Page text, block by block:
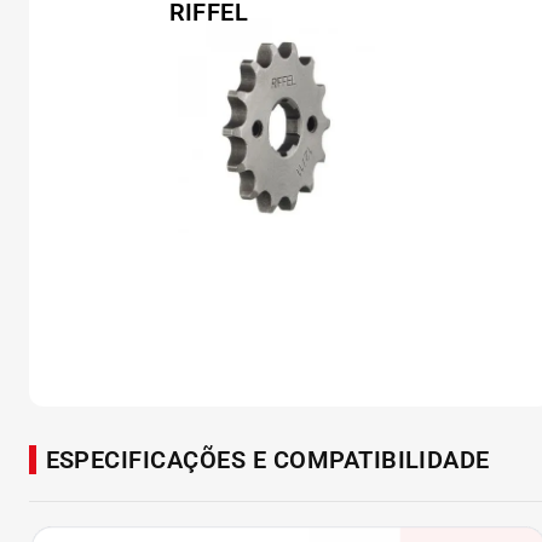
ESPECIFICAÇÕES E COMPATIBILIDADE